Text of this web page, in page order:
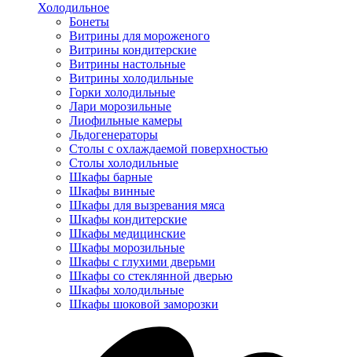
Холодильное
Бонеты
Витрины для мороженого
Витрины кондитерские
Витрины настольные
Витрины холодильные
Горки холодильные
Лари морозильные
Лиофильные камеры
Льдогенераторы
Столы с охлаждаемой поверхностью
Столы холодильные
Шкафы барные
Шкафы винные
Шкафы для вызревания мяса
Шкафы кондитерские
Шкафы медицинские
Шкафы морозильные
Шкафы с глухими дверьми
Шкафы со стеклянной дверью
Шкафы холодильные
Шкафы шоковой заморозки